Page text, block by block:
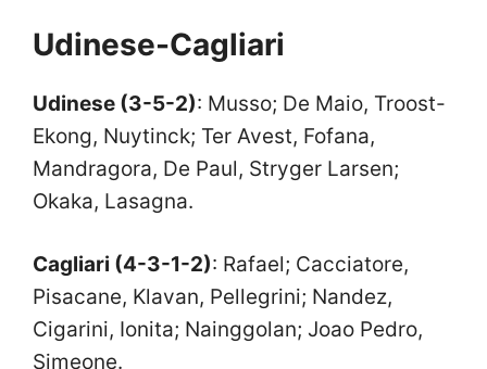
Udinese-Cagliari
Udinese (3-5-2): Musso; De Maio, Troost-
Ekong, Nuytinck; Ter Avest, Fofana,
Mandragora, De Paul, Stryger Larsen;
Okaka, Lasagna.
Cagliari (4-3-1-2): Rafael; Cacciatore,
Pisacane, Klavan, Pellegrini; Nandez,
Cigarini, Ionita; Nainggolan; Joao Pedro,
Simeone.